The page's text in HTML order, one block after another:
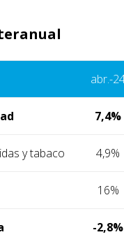
abr.-
7,4%
y tabaco 4,9%
16%
-2,8%